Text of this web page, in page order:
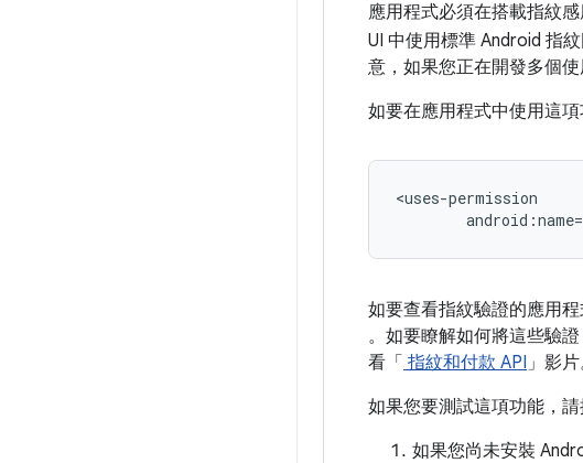
應用程式必須在搭載指紋
UI 中使用標準 Android 指紋
意，如果您正在開發多個
如要在應用程式中使用這
如要查看指紋驗證的應用
。如要瞭解如何將這些驗
看「 指紋和付款 API」影片
如果您要測試這項功能，請
如果您尚未安裝